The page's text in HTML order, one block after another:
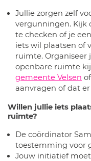
Jullie zorgen zelf
vergunningen. Kijk
te checken of je
iets wil plaatsen of
ruimte. Organiseer
openbare ruimte
gemeente Velsen
aanvragen of dat
Willen jullie iets
ruimte?
De coördinator
toestemming voor
Jouw initiatief